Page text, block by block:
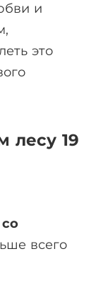
и
это
лесу 19
всего